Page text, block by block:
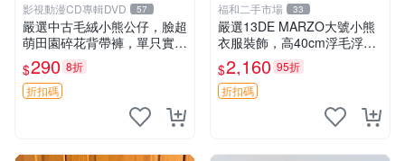
影視動漫CD專輯DVD 57
嚴選中古毛絨小熊公仔，臉超
萌田園碎花背帶褲，單只實拍
展示 中古、毛絨玩具、玩偶
$290 8折
折扣碼
福和二手市場 33
嚴選13DE MARZO大號小熊
衣服裝飾，高40cm浮毛浮
灰，詳觀後再拍。二手收藏請
珍惜。 13DE MARZO 二手
小熊 衣服裝飾
$2,160 95折
折扣碼